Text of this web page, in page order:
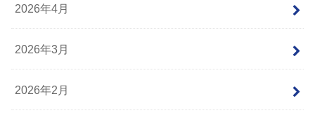
2026年4月
2026年3月
2026年2月